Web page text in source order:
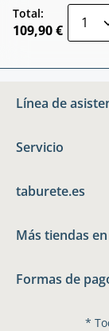
Total:
109,90 €
Línea de
Servicio
taburete.es
Más tiendas
Formas de
*